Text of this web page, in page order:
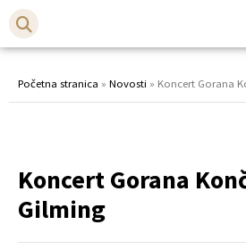
Početna stranica » Novosti » Koncert Gorana
Koncert Gorana
Gilming